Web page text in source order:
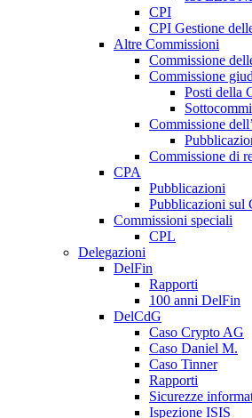
CPI
CPI Gestione
Altre Commissioni
Commissione
Commissione
Posti della
Commissione
Commissione di
CPA
Pubblicazioni
Pubblicazioni sul
Commissioni speciali
CPL
Delegazioni
DelFin
Rapporti
100 anni DelFin
DelCdG
Caso Crypto AG
Caso Daniel M.
Caso Tinner
Rapporti
Sicurezze
Ispezione ISIS